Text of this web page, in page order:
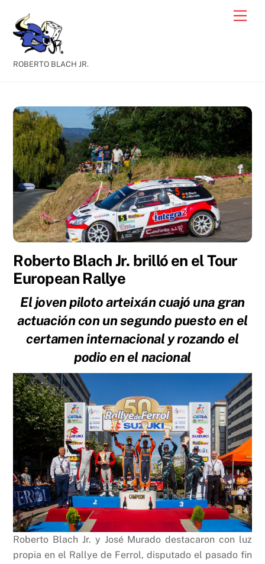
content
ROBERTO BLACH JR.
Roberto Blach Jr. brilló en el Tour
European Rallye
El joven piloto arteixán cuajó una gran
actuación con un segundo puesto en el
certamen internacional y rozando el
podio en el nacional
Roberto Blach Jr. y José Murado destacaron con luz
propia en el Rallye de Ferrol, disputado el pasado fin